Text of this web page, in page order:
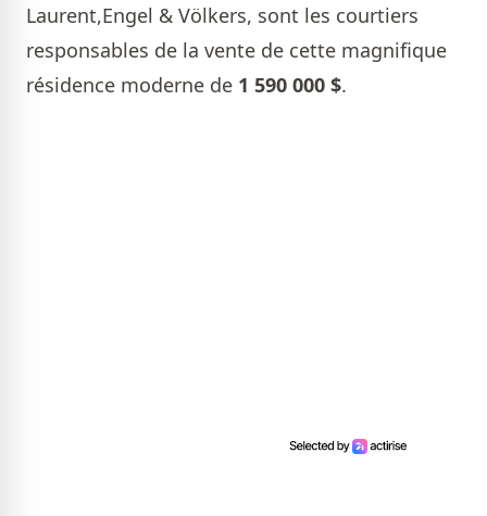
Laurent,Engel & Völkers, sont les courtiers
responsables de la vente de cette magnifique
résidence moderne de 1 590 000 $.